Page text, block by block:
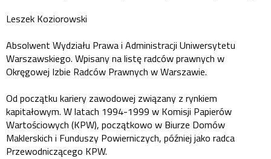
Leszek Koziorowski
Absolwent Wydziału Prawa i Administracji Uniwersytetu
Warszawskiego. Wpisany na listę radców prawnych w
Okręgowej Izbie Radców Prawnych w Warszawie.
Od początku kariery zawodowej związany z rynkiem
kapitałowym. W latach 1994-1999 w Komisji Papierów
Wartościowych (KPW), początkowo w Biurze Domów
Maklerskich i Funduszy Powierniczych, później jako radca
Przewodniczącego KPW.